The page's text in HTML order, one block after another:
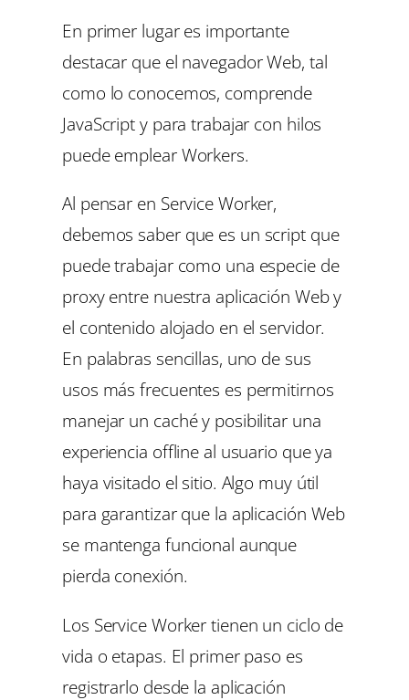
En primer lugar es importante
destacar que el navegador Web, tal
como lo conocemos, comprende
JavaScript y para trabajar con hilos
puede emplear Workers.
Al pensar en Service Worker,
debemos saber que es un script que
puede trabajar como una especie de
proxy entre nuestra aplicación Web y
el contenido alojado en el servidor.
En palabras sencillas, uno de sus
usos más frecuentes es permitirnos
manejar un caché y posibilitar una
experiencia offline al usuario que ya
haya visitado el sitio. Algo muy útil
para garantizar que la aplicación Web
se mantenga funcional aunque
pierda conexión.
Los Service Worker tienen un ciclo de
vida o etapas. El primer paso es
registrarlo desde la aplicación